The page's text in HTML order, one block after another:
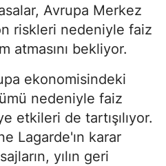
Avrupa Merkez
riskleri nedeniyle faiz
atmasını bekliyor.
ekonomisindeki
nedeniyle faiz
etkileri de tartışılıyor.
Lagarde'ın karar
yılın geri